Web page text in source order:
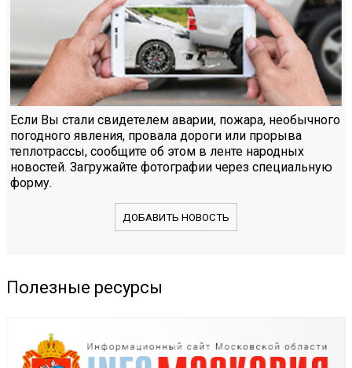
Если Вы стали свидетелем аварии, пожара, необычного
погодного явления, провала дороги или прорыва
теплотрассы, сообщите об этом в ленте народных
новостей. Загружайте фотографии через специальную
форму.
ДОБАВИТЬ НОВОСТЬ
Полезные ресурсы